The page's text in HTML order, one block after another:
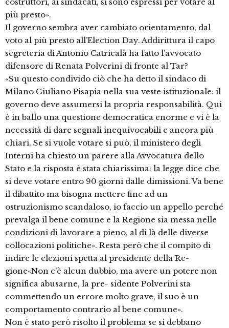
costruttori, ai sindacati, si sono espressi per votare al
più presto».
Il governo sembra aver cambiato orientamento, dal
voto al più presto all’Election Day. Addirittura il capo
segreteria di Antonio Catricalà ha fatto l’avvocato
difensore di Renata Polverini di fronte al Tar?
«Su questo condivido ciò che ha detto il sindaco di
Milano Giuliano Pisapia nella sua veste istituzionale: il
governo deve assumersi la propria responsabilità. Qui
è in ballo una questione democratica enorme e vi è la
necessità di dare segnali inequivocabili e ancora più
chiari. Se si vuole votare si può, il ministero degli
Interni ha chiesto un parere alla Avvocatura dello
Stato e la risposta è stata chiarissima: la legge dice che
si deve votare entro 90 giorni dalle dimissioni. Va bene
il dibattito ma bisogna mettere fine ad un
ostruzionismo scandaloso, io faccio un appello perché
prevalga il bene comune e la Regione sia messa nelle
condizioni di lavorare a pieno, al di là delle diverse
collocazioni politiche». Resta però che il compito di
indire le elezioni spetta al presidente della Re-
gione«Non c’è alcun dubbio, ma avere un potere non
significa abusarne, la pre- sidente Polverini sta
commettendo un errore molto grave, il suo è un
comportamento contrario al bene comune».
Non è stato però risolto il problema se si debbano